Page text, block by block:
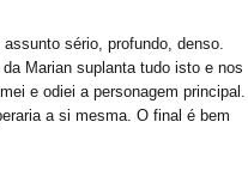
sério, profundo, denso.
Marian suplanta tudo isto e nos
e odiei a personagem principal.
a si mesma. O final é bem